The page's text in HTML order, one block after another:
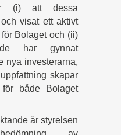
(i) att dessa
visat ett aktivt
Bolaget och (ii)
har gynnat
nya investerarna,
skapar
både Bolaget
är styrelsen